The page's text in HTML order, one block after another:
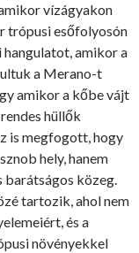
vízágyakon
trópusi esőfolyosón
amikor a
a Merano-t
amikor a kőbe vájt
hüllők
is megfogott, hogy
hely, hanem
barátságos közeg.
tartozik, ahol nem
és a
növényekkel